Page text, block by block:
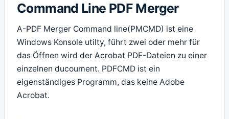
Command Line PDF Merger
A-PDF Merger Command line(PMCMD) ist eine
Windows Konsole utilty, führt zwei oder mehr für
das Öffnen wird der Acrobat PDF-Dateien zu einer
einzelnen ducoument. PDFCMD ist ein
eigenständiges Programm, das keine Adobe
Acrobat.